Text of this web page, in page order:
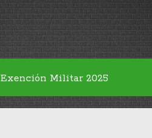
Exención Militar 2025